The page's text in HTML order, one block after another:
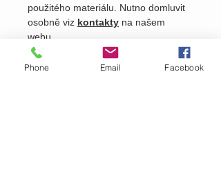
použitého materiálu. Nutno domluvit
osobně viz kontakty na našem
webu.
Phone Email Facebook